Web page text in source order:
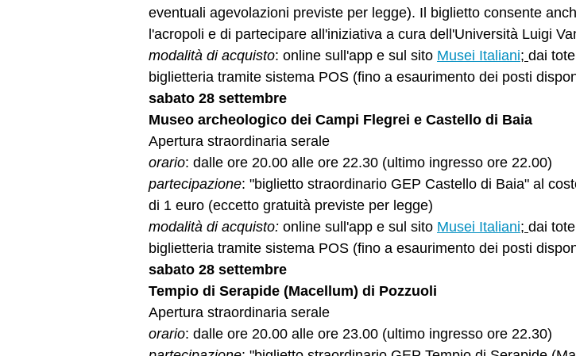
eventuali agevolazioni previste per legge). Il biglietto consente
l'acropoli e di partecipare all'iniziativa a cura dell'Università Luigi
modalità di acquisto: online sull'app e sul sito Musei Italiani; dai
biglietteria tramite sistema POS (fino a esaurimento dei posti
sabato 28 settembre
Museo archeologico dei Campi Flegrei e Castello di Baia
Apertura straordinaria serale
orario: dalle ore 20.00 alle ore 22.30 (ultimo ingresso ore 22.00)
partecipazione: "biglietto straordinario GEP Castello di Baia" al
di 1 euro (eccetto gratuità previste per legge)
modalità di acquisto: online sull'app e sul sito Musei Italiani; dai
biglietteria tramite sistema POS (fino a esaurimento dei posti
sabato 28 settembre
Tempio di Serapide (Macellum) di Pozzuoli
Apertura straordinaria serale
orario: dalle ore 20.00 alle ore 23.00 (ultimo ingresso ore 22.30)